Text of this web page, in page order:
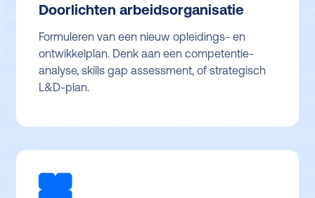
Doorlichten arbeidsorganisatie
Formuleren van een nieuw opleidings- en
ontwikkelplan. Denk aan een competentie-
analyse, skills gap assessment, of strategisch
L&D-plan.